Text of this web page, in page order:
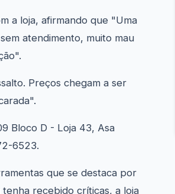
a loja, afirmando que "Uma
atendimento, muito mau
Preços chegam a ser
Bloco D - Loja 43, Asa
6523.
que se destaca por
recebido críticas, a loja